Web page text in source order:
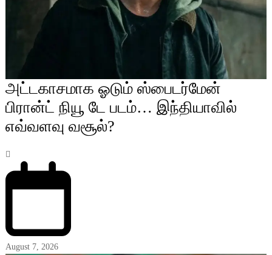
அட்டகாசமாக ஓடும் ஸ்பைடர்மேன்
பிரான்ட் நியூ டே படம்… இந்தியாவில்
எவ்வளவு வசூல்?
August 7, 2026